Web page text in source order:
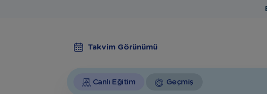
Takvim Görünümü
Canlı Eğitim Geçmiş